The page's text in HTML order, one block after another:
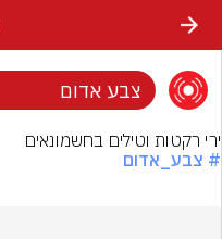
צבע אדום
ירי רקטות וטילים בחשמונאים
# צבע_אדום